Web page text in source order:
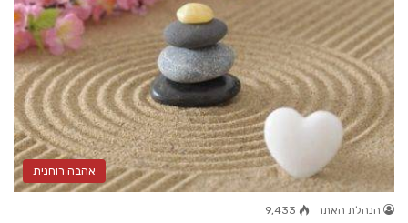
אהבה רוחנית
הנהלת האתר 9,433